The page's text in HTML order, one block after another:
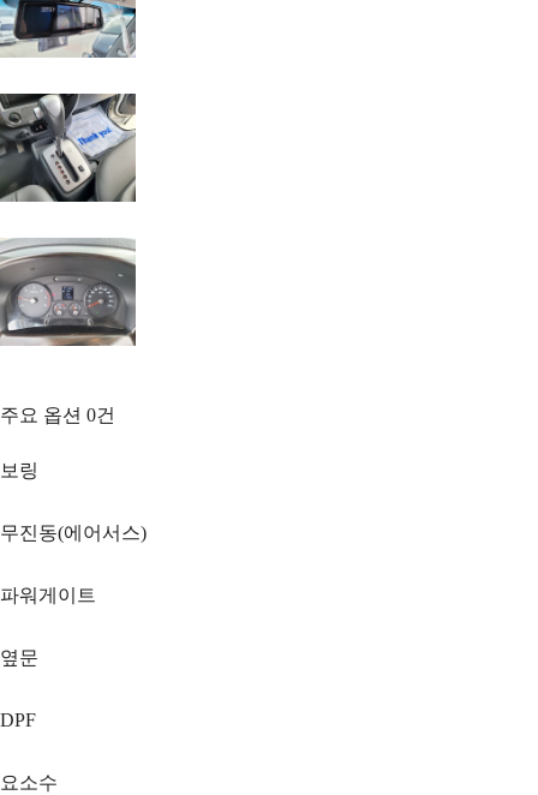
주요 옵션 0건
보링
무진동(에어서스)
파워게이트
옆문
DPF
요소수